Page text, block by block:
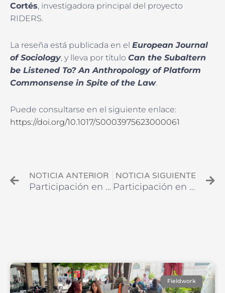
Cortés, investigadora principal del proyecto
RIDERS.
La reseña está publicada en el European Journal
of Sociology, y lleva por título Can the Subaltern
be Listened To? An Anthropology of Platform
Commonsense in Spite of the Law.
Puede consultarse en el siguiente enlace:
https://doi.org/10.1017/S0003975623000061
NOTICIA ANTERIOR
Participación en las III Jornadas de Sociología de la Universidad Nacional de Mar del Plata (Argentina). 16 y 17 de marzo de 2023
NOTICIA SIGUIENTE
Participación en el II Congreso IEDIS en Empleo, Sociedad Digital y Sostenibilidad. Zaragoza, 31 de mayo y 1 de junio de 2023.
Fieldwork